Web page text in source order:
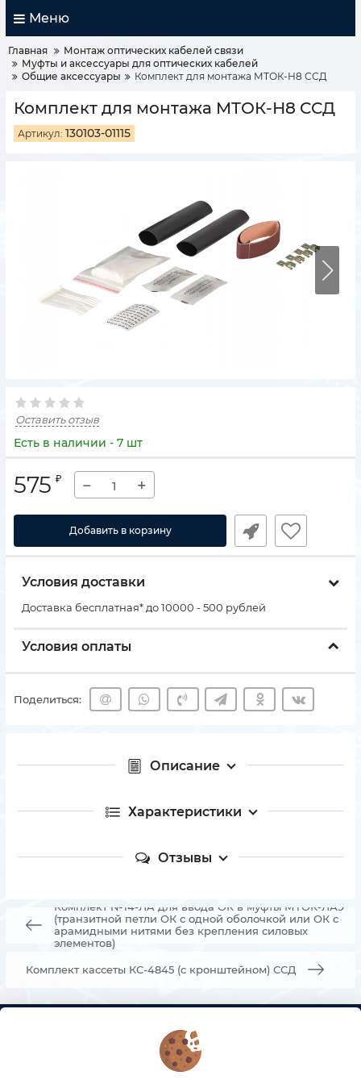
Меню
Главная
Монтаж оптических кабелей связи
Муфты и аксессуары для оптических кабелей
Общие аксессуары
Комплект для монтажа МТОК-Н8 ССД
Комплект для монтажа МТОК-Н8 ССД
Артикул: 130103-01115
Оставить отзыв
Есть в наличии - 7 шт
575 ₽ − +
Добавить в корзину
Условия доставки
Доставка бесплатная* до 10000 - 500 рублей
Условия оплаты
Поделиться:
Описание
Характеристики
Отзывы
Комплект №14-ЛA для ввода ОК в муфты МТОК-ЛА9
(транзитной петли ОК с одной оболочкой или ОК с
арамидными нитями без крепления силовых
элементов)
Комплект кассеты КС-4845 (с кронштейном) ССД